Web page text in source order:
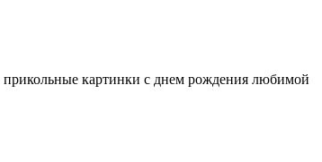
прикольные картинки с днем рождения любимой